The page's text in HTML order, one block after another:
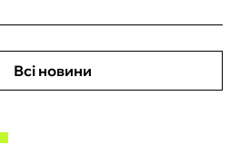
Всі новини